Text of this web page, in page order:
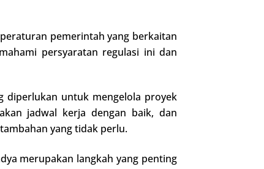
pemerintah yang berkaitan
persyaratan regulasi ini dan
diperlukan untuk mengelola proyek
jadwal kerja dengan baik, dan
yang tidak perlu.
merupakan langkah yang penting